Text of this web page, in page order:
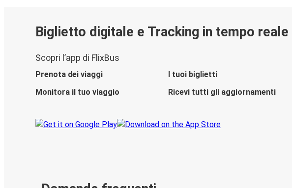
Biglietto digitale e Tracking in tempo reale
Scopri l’app di FlixBus
Prenota dei viaggi
I tuoi biglietti
Monitora il tuo viaggio
Ricevi tutti gli aggiornamenti